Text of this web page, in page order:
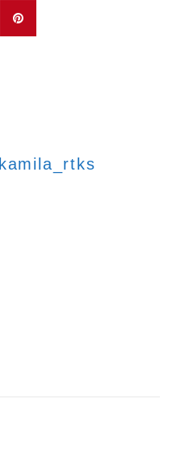
kamila_rtks